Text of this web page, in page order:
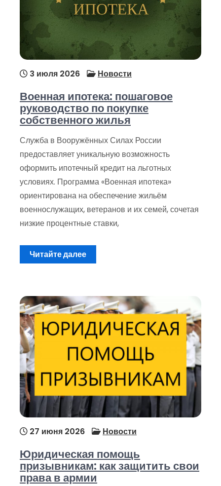
3 июля 2026 Новости
Военная ипотека: пошаговое
руководство по покупке
собственного жилья
Служба в Вооружённых Силах России
предоставляет уникальную возможность
оформить ипотечный кредит на льготных
условиях. Программа «Военная ипотека»
ориентирована на обеспечение жильём
военнослужащих, ветеранов и их семей, сочетая
низкие процентные ставки,
Читайте далее
27 июня 2026 Новости
Юридическая помощь
призывникам: как защитить свои
права в армии